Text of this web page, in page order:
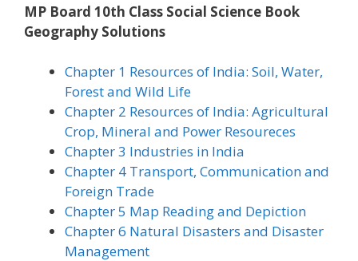
MP Board 10th Class Social Science Book
Geography Solutions
Chapter 1 Resources of India: Soil, Water,
Forest and Wild Life
Chapter 2 Resources of India: Agricultural
Crop, Mineral and Power Resoureces
Chapter 3 Industries in India
Chapter 4 Transport, Communication and
Foreign Trade
Chapter 5 Map Reading and Depiction
Chapter 6 Natural Disasters and Disaster
Management